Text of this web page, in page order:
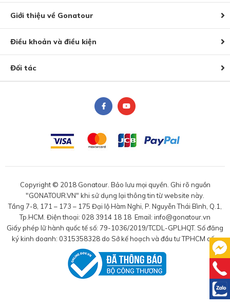
Giới thiệu về Gonatour
Điều khoản và điều kiện
Đối tác
Copyright © 2018 Gonatour. Bảo lưu mọi quyền. Ghi rõ nguồn
"GONATOUR.VN" khi sử dụng lại thông tin từ website này.
Tầng 7-8, 171 – 173 – 175 Đại lộ Hàm Nghi, P. Nguyễn Thái Bình, Q.1,
Tp.HCM. Điện thoại: 028 3914 18 18 Email: info@gonatour.vn
Giấy phép lữ hành quốc tế số: 79-1036/2019/TCDL-GPLHQT. Số đăng
ký kinh doanh: 0315358328 do Sở kế hoạch và đầu tư TPHCM cấp